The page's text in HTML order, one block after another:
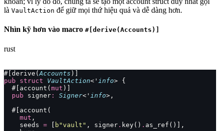
là VaultAction để giữ mọi thứ hiệu quả và dễ dàng hơn.
Nhìn kỹ hơn vào macro #[derive(Accounts)]
rust
#[derive(Accounts )]
pub struct VaultAction<' info> {
  #[account(
mut )]
  pub
signer : Signer<' info>,
  #[account(
    mut
,
    seeds
= [ b"vault" , signer . key() . as_ref()],